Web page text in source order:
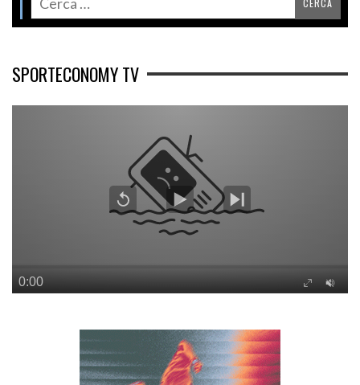
SPORTECONOMY TV